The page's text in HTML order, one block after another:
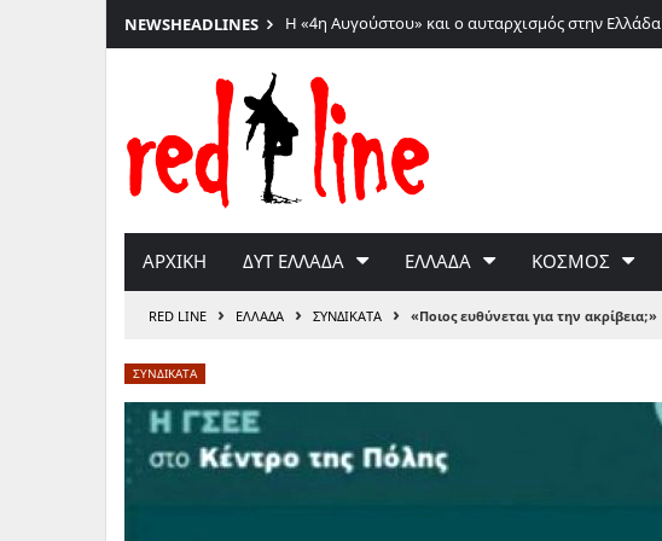
Μετάβαση
στο
περιεχόμενο
NEWSHEADLINES Η «4η Αυγούστου» και ο αυταρχισμός στην Ελλάδα
ΑΡΧΙΚΗ ΔΥΤ ΕΛΛΑΔΑ ΕΛΛΑΔΑ ΚΟΣΜΟΣ
RED LINE › ΕΛΛΑΔΑ › ΣΥΝΔΙΚΑΤΑ › «Ποιος ευθύνεται για την ακρίβεια;»
ΣΥΝΔΙΚΑΤΑ